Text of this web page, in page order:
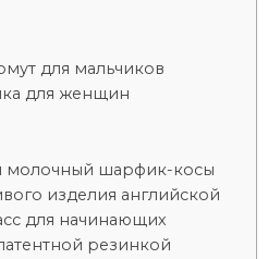
для мальчиков
для женщин
молочный шарфик-косы
изделия английской
для начинающих
резинкой